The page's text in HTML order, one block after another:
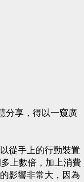
分享，得以一窺廣
從手上的行動裝置
上數倍，加上消費
影響非常大，因為